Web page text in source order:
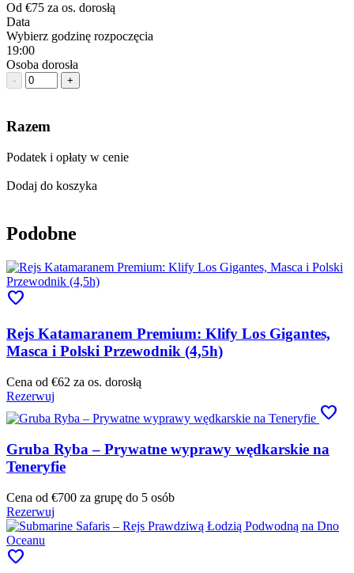
Od €75 za os. dorosłą
Data
Wybierz godzinę rozpoczęcia
19:00
Osoba dorosła
- +
Razem
Podatek i opłaty w cenie
Dodaj do koszyka
Podobne
favorite
Rejs Katamaranem Premium: Klify Los Gigantes,
Masca i Polski Przewodnik (4,5h)
Cena od €62 za os. dorosłą
Rezerwuj
favorite
Gruba Ryba – Prywatne wyprawy wędkarskie na
Teneryfie
Cena od €700 za grupę do 5 osób
Rezerwuj
favorite